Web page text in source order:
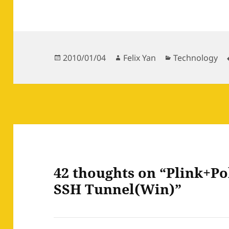
Posted
2010/01/04 Author
Felix Yan Categories
Technology
42 thoughts on
SSH Tunnel(Win)”